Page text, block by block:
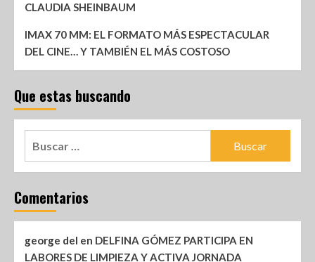
CLAUDIA SHEINBAUM
IMAX 70 MM: EL FORMATO MÁS ESPECTACULAR
DEL CINE… Y TAMBIÉN EL MÁS COSTOSO
Que estas buscando
Comentarios
george del en DELFINA GÓMEZ PARTICIPA EN
LABORES DE LIMPIEZA Y ACTIVA JORNADA